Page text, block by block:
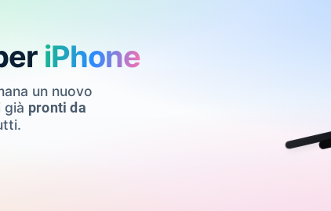
iPhone
un nuovo
già pronti da